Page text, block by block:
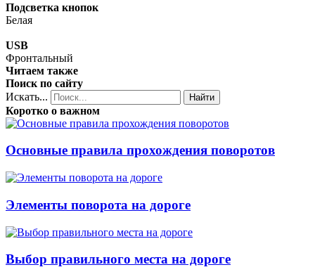
Подсветка кнопок
Белая
USB
Фронтальный
Читаем также
Поиск по сайту
Искать...
Найти
Коротко о важном
Основные правила прохождения поворотов
Элементы поворота на дороге
Выбор правильного места на дороге